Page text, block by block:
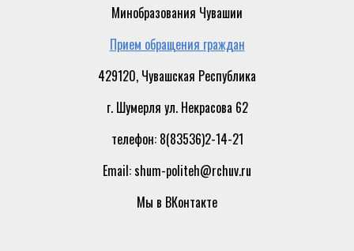
Минобразования Чувашии
Прием обращения граждан
429120, Чувашская Республика
г. Шумерля ул. Некрасова 62
телефон: 8(83536)2-14-21
Email: shum-politeh@rchuv.ru
Мы в ВКонтакте